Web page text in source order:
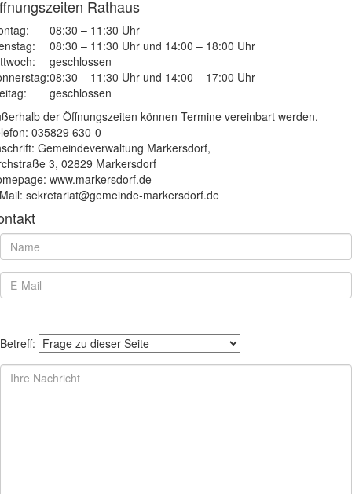
Rathaus
08:30 – 11:30 Uhr
08:30 – 11:30 Uhr und 14:00 – 18:00 Uhr
geschlossen
08:30 – 11:30 Uhr und 14:00 – 17:00 Uhr
geschlossen
der Öffnungszeiten können Termine vereinbart werden.
035829 630-0
Gemeindeverwaltung Markersdorf,
3, 02829 Markersdorf
www.markersdorf.de
sekretariat@gemeinde-markersdorf.de
Betreff: